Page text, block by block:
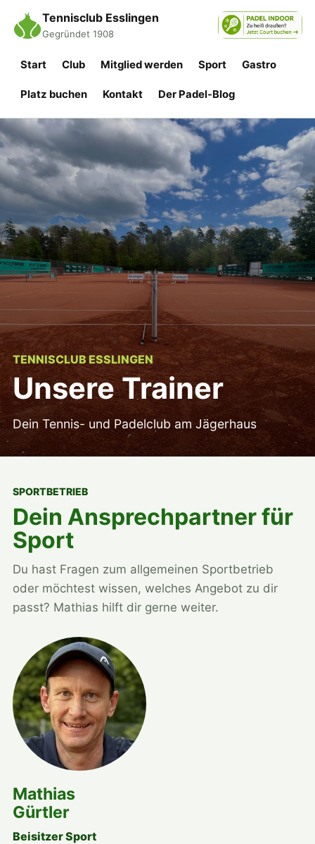
Tennisclub Esslingen
Gegründet 1908
Start Club Mitglied werden Sport Gastro
Platz buchen Kontakt Der Padel-Blog
TENNISCLUB ESSLINGEN
Unsere Trainer
Dein Tennis- und Padelclub am Jägerhaus
SPORTBETRIEB
Dein Ansprechpartner für
Sport
Du hast Fragen zum allgemeinen Sportbetrieb
oder möchtest wissen, welches Angebot zu dir
passt? Mathias hilft dir gerne weiter.
Mathias
Gürtler
Beisitzer Sport